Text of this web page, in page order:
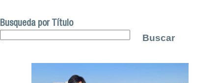
Busqueda por Título